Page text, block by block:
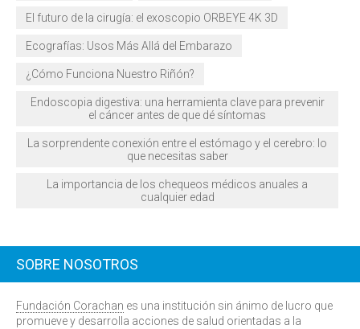
El futuro de la cirugía: el exoscopio ORBEYE 4K 3D
Ecografías: Usos Más Allá del Embarazo
¿Cómo Funciona Nuestro Riñón?
Endoscopia digestiva: una herramienta clave para prevenir
el cáncer antes de que dé síntomas
La sorprendente conexión entre el estómago y el cerebro: lo
que necesitas saber
La importancia de los chequeos médicos anuales a
cualquier edad
SOBRE NOSOTROS
Fundación Corachan es una institución sin ánimo de lucro que
promueve y desarrolla acciones de salud orientadas a la